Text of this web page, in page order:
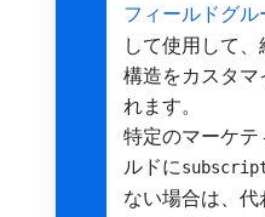
フィールドグル
して使用して
構造をカスタマ
れます。
特定のマーケ
ルドに
ない場合は、代